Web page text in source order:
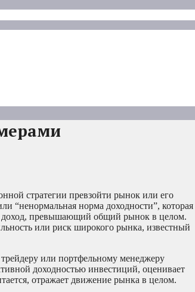
стратегии превзойти рынок или его
“ненормальная норма доходности”, которая
доход, превышающий общий рынок в целом.
или риск широкого рынка, известный
или портфельному менеджеру
доходностью инвестиций, оценивает
отражает движение рынка в целом.